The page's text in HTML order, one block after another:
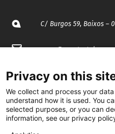
C/ Burgos 59, Baixos –
spccc@
935 120 481
@CGTCatalunya
cgtcatalunya
Privacy on this
We collect and process your
understand how it is used. You
selected purposes, or you can
information, see our privacy